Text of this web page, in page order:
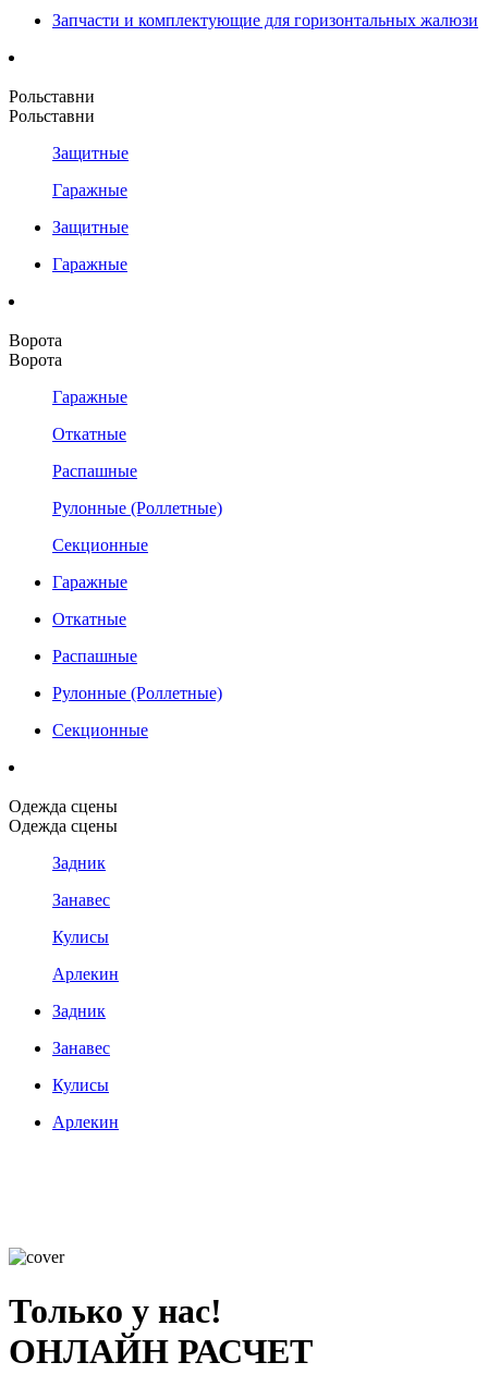
Запчасти и комплектующие для горизонтальных жалюзи
Рольставни
Рольставни
Защитные
Гаражные
Защитные
Гаражные
Ворота
Ворота
Гаражные
Откатные
Распашные
Рулонные (Роллетные)
Секционные
Гаражные
Откатные
Распашные
Рулонные (Роллетные)
Секционные
Одежда сцены
Одежда сцены
Задник
Занавес
Кулисы
Арлекин
Задник
Занавес
Кулисы
Арлекин
Только у нас!
ОНЛАЙН РАСЧЕТ